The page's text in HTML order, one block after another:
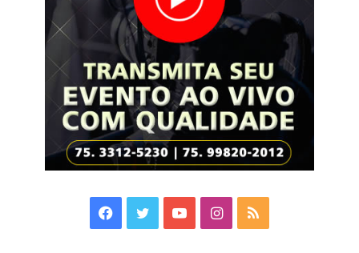
Facebook
TwitterYouTubeInstagram
RSS